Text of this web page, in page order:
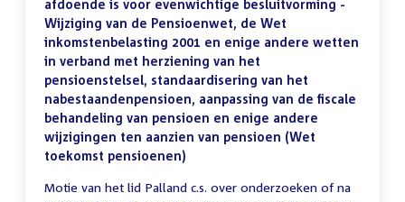
afdoende is voor evenwichtige besluitvorming -
Wijziging van de Pensioenwet, de Wet
inkomstenbelasting 2001 en enige andere wetten
in verband met herziening van het
pensioenstelsel, standaardisering van het
nabestaandenpensioen, aanpassing van de fiscale
behandeling van pensioen en enige andere
wijzigingen ten aanzien van pensioen (Wet
toekomst pensioenen)
Motie van het lid Palland c.s. over onderzoeken of na